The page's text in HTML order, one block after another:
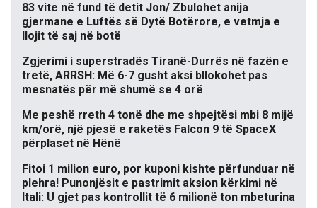
83 vite në fund të detit Jon/ Zbulohet anija
gjermane e Luftës së Dytë Botërore, e vetmja e
llojit të saj në botë
Zgjerimi i superstradës Tiranë-Durrës në fazën e
tretë, ARRSH: Më 6-7 gusht aksi bllokohet pas
mesnatës për më shumë se 4 orë
Me peshë rreth 4 tonë dhe me shpejtësi mbi 8 mijë
km/orë, një pjesë e raketës Falcon 9 të SpaceX
përplaset në Hënë
Fitoi 1 milion euro, por kuponi kishte përfunduar në
plehra! Punonjësit e pastrimit aksion kërkimi në
Itali: U gjet pas kontrollit të 6 milionë ton mbeturina